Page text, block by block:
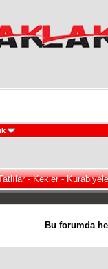
- Kekler -
Bu forumda